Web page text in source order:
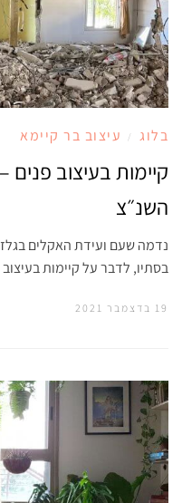
בלוג / עיצוב בר קיימא
קיימות בעיצוב
השנ״צ
נדמה שעם ועידת האקלים
בסתיו, לדבר על קיימות
19 בדצמבר 2021